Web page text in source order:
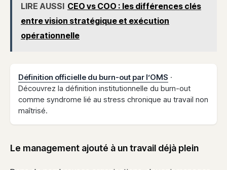
LIRE AUSSI CEO vs COO : les différences clés
entre vision stratégique et exécution
opérationnelle
Définition officielle du burn-out par l’OMS ·
Découvrez la définition institutionnelle du burn-out
comme syndrome lié au stress chronique au travail non
maîtrisé.
Le management ajouté à un travail déjà plein